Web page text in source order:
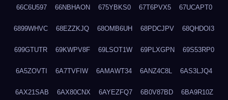
66C6U597 66NBHAON 675YBKS0 67T6PVX5 67UCAPT0
6899WHVC 68EZZKJQ 68OMB6UH 68PDCJPV 68QHDOI3
699GTUTR 69KWPV8F 69LSOT1W 69PLXGPN 69S53RP0
6A5ZOVTI 6A7TVFIW 6AMAWT34 6ANZ4C8L 6AS3LJQ4
6AX21SAB 6AX80CNX 6AYEZFQ7 6B0V87BD 6BA9R10Z